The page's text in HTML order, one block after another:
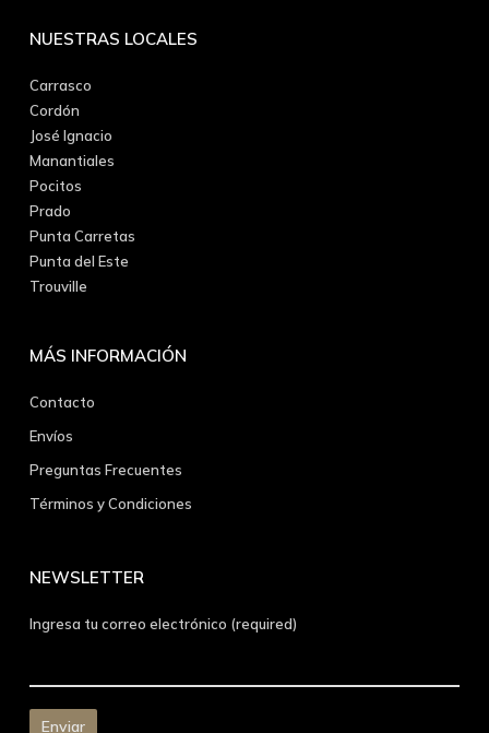
NUESTRAS LOCALES
Carrasco
Cordón
José Ignacio
Manantiales
Pocitos
Prado
Punta Carretas
Punta del Este
Trouville
MÁS INFORMACIÓN
Contacto
Envíos
Preguntas Frecuentes
Términos y Condiciones
NEWSLETTER
Ingresa tu correo electrónico (required)